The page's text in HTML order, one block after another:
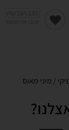
/ מיני מאוס